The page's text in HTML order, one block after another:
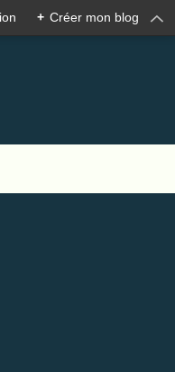
+ Créer mon blog